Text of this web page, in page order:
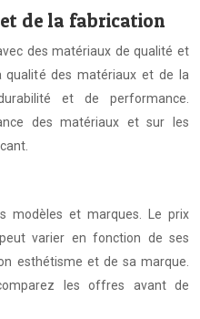
de la fabrication
des matériaux de qualité et
qualité des matériaux et de la
et de performance.
des matériaux et sur les
modèles et marques. Le prix
varier en fonction de ses
esthétisme et de sa marque.
les offres avant de